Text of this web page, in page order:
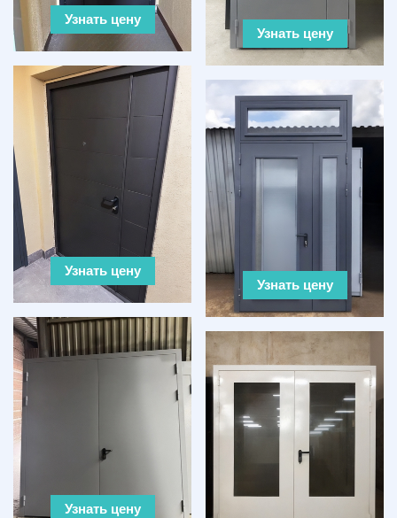
Узнать цену
Узнать цену
Узнать цену
Узнать цену
Узнать цену